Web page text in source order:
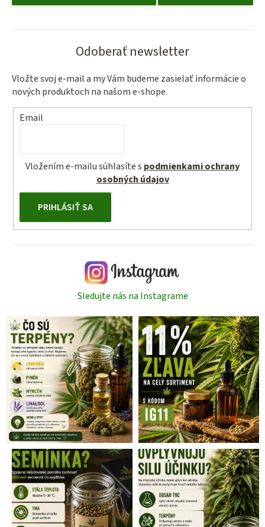
Odoberať newsletter
Vložte svoj e-mail a my Vám budeme zasielať informácie o
nových produktoch na našom e-shope.
Email
Vložením e-mailu súhlasíte s podmienkami ochrany
osobných údajov
PRIHLÁSIŤ SA
Sledujte nás na Instagrame